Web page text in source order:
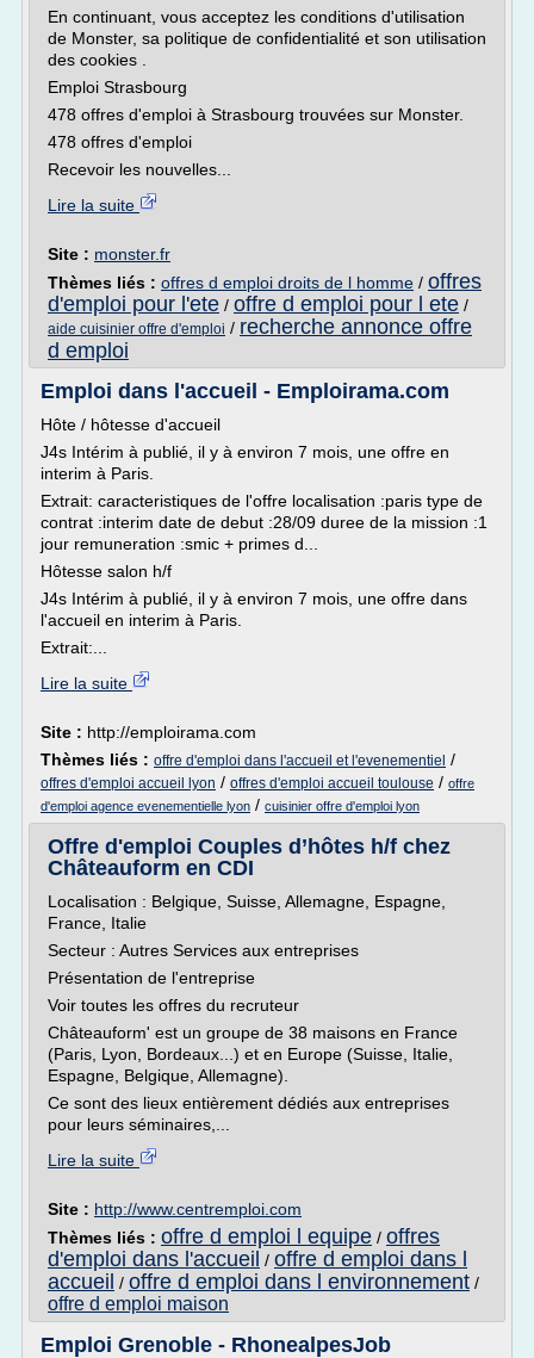
En continuant, vous acceptez les conditions d'utilisation
de Monster, sa politique de confidentialité et son utilisation
des cookies .
Emploi Strasbourg
478 offres d'emploi à Strasbourg trouvées sur Monster.
478 offres d'emploi
Recevoir les nouvelles...
Lire la suite
Site : monster.fr
Thèmes liés : offres d emploi droits de l homme / offres
d'emploi pour l'ete / offre d emploi pour l ete /
aide cuisinier offre d'emploi / recherche annonce offre
d emploi
Emploi dans l'accueil - Emploirama.com
Hôte / hôtesse d'accueil
J4s Intérim à publié, il y à environ 7 mois, une offre en
interim à Paris.
Extrait: caracteristiques de l'offre localisation :paris type de
contrat :interim date de debut :28/09 duree de la mission :1
jour remuneration :smic + primes d...
Hôtesse salon h/f
J4s Intérim à publié, il y à environ 7 mois, une offre dans
l'accueil en interim à Paris.
Extrait:...
Lire la suite
Site : http://emploirama.com
Thèmes liés : offre d'emploi dans l'accueil et l'evenementiel /
offres d'emploi accueil lyon / offres d'emploi accueil toulouse / offre
d'emploi agence evenementielle lyon / cuisinier offre d'emploi lyon
Offre d'emploi Couples d’hôtes h/f chez
Châteauform en CDI
Localisation : Belgique, Suisse, Allemagne, Espagne,
France, Italie
Secteur : Autres Services aux entreprises
Présentation de l'entreprise
Voir toutes les offres du recruteur
Châteauform' est un groupe de 38 maisons en France
(Paris, Lyon, Bordeaux...) et en Europe (Suisse, Italie,
Espagne, Belgique, Allemagne).
Ce sont des lieux entièrement dédiés aux entreprises
pour leurs séminaires,...
Lire la suite
Site : http://www.centremploi.com
Thèmes liés : offre d emploi l equipe / offres
d'emploi dans l'accueil / offre d emploi dans l
accueil / offre d emploi dans l environnement /
offre d emploi maison
Emploi Grenoble - RhonealpesJob